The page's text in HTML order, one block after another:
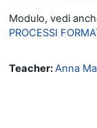
Modulo, vedi
PROCESSI
Teacher:Anna